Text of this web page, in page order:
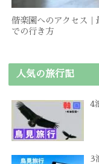
偕楽園へのアクセス
での行き方
人気の旅行記
4
3